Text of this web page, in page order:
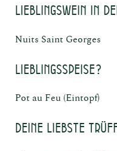
Lieblingswein in
Nuits Saint Georges
Lieblingsspeise?
Pot au Feu (Eintopf)
Deine liebste